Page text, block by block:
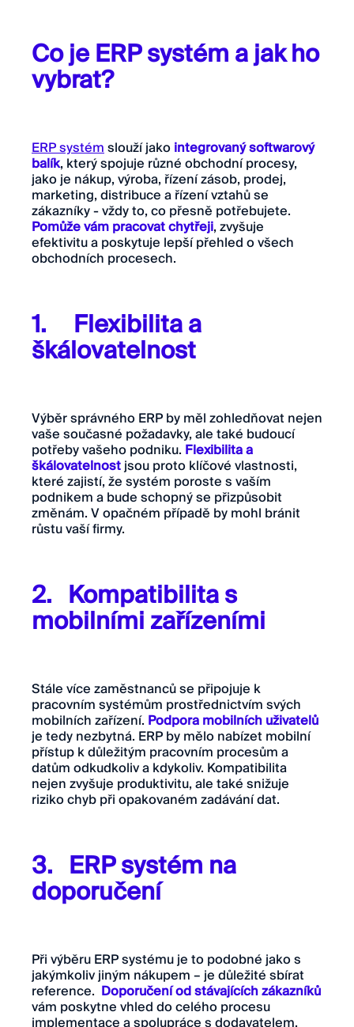
Co je ERP systém a jak ho
vybrat?
ERP systémslouží jakointegrovaný softwarový
balík, který spojuje různé obchodní procesy,
jako je nákup, výroba, řízení zásob, prodej,
marketing, distribuce a řízení vztahů se
zákazníky - vždy to, co přesně potřebujete.
Pomůže vám pracovat chytřeji, zvyšuje
efektivitu a poskytuje lepší přehled o všech
obchodních procesech.
1. Flexibilita a
škálovatelnost
Výběr správného ERP by měl zohledňovat nejen
vaše současné požadavky, ale také budoucí
potřeby vašeho podniku. Flexibilita a
škálovatelnostjsou proto klíčové vlastnosti,
které zajistí, že systém poroste s vaším
podnikem a bude schopný se přizpůsobit
změnám. V opačném případě by mohl bránit
růstu vaší firmy.
2. Kompatibilita s
mobilními zařízeními
Stále více zaměstnanců se připojuje k
pracovním systémům prostřednictvím svých
mobilních zařízení. Podpora mobilních uživatelů
je tedy nezbytná. ERP by mělo nabízet mobilní
přístup k důležitým pracovním procesům a
datům odkudkoliv a kdykoliv. Kompatibilita
nejen zvyšuje produktivitu, ale také snižuje
riziko chyb při opakovaném zadávání dat.
3. ERP systém na
doporučení
Při výběru ERP systému je to podobné jako s
jakýmkoliv jiným nákupem – je důležité sbírat
reference. Doporučení od stávajících zákazníků
vám poskytne vhled do celého procesu